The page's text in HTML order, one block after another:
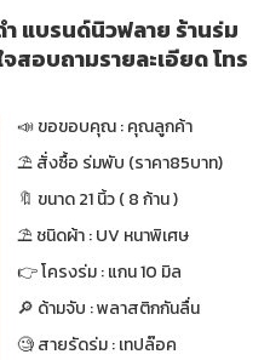
แบรนด์นิวฟลาย ร้านร่ม
อบถามรายละเอียด โทร
📣 ขอขอบคุณ : คุณลูกค้า
⛱ สั่งซื้อ ร่มพับ (ราคา85บาท)
🔖 ขนาด 21 นิ้ว ( 8 ก้าน )
⛱ ชนิดผ้า : UV หนาพิเศษ
👉 โครงร่ม : แกน 10 มิล
🔎 ด้ามจับ : พลาสติกกันลื่น
🧐 สายรัดร่ม : เทปล๊อค